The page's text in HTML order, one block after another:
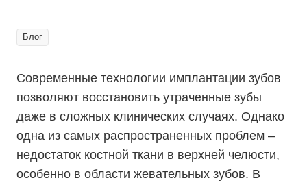
Блог
Современные технологии имплантации зубов
позволяют восстановить утраченные зубы
даже в сложных клинических случаях. Однако
одна из самых распространенных проблем –
недостаток костной ткани в верхней челюсти,
особенно в области жевательных зубов. В